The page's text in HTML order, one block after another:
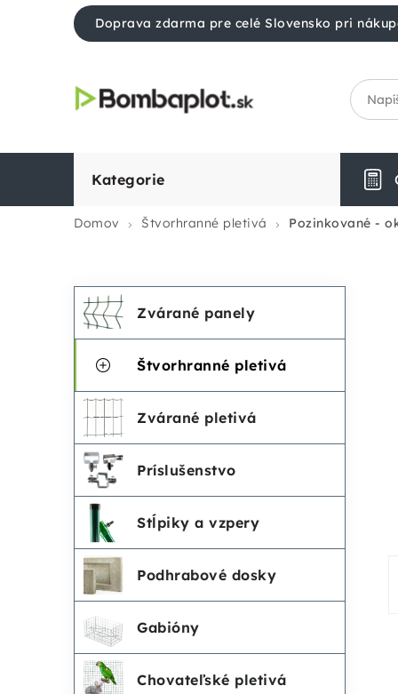
Doprava zdarma pre celé Slovensko pri
Kategorie
Domov Štvorhranné pletivá Pozinkované -
B
č
n
ý
a
n
e
Preskočiť
kategórie
K
a
g
i
e
Zvárané panely
Štvorhranné pletivá
Zvárané pletivá
Príslušenstvo
Stĺpiky a vzpery
Podhrabové dosky
Gabióny
Chovateľské pletivá